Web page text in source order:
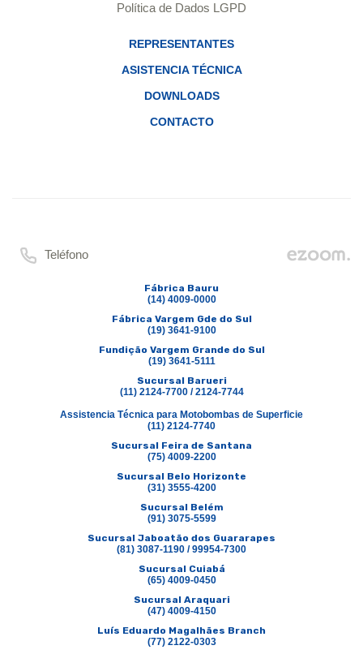
Política de Dados LGPD
REPRESENTANTES
ASISTENCIA TÉCNICA
DOWNLOADS
CONTACTO
Teléfono
Fábrica Bauru
(14) 4009-0000
Fábrica Vargem Gde do Sul
(19) 3641-9100
Fundição Vargem Grande do Sul
(19) 3641-5111
Sucursal Barueri
(11) 2124-7700 / 2124-7744
Assistencia Técnica para Motobombas de Superficie
(11) 2124-7740
Sucursal Feira de Santana
(75) 4009-2200
Sucursal Belo Horizonte
(31) 3555-4200
Sucursal Belém
(91) 3075-5599
Sucursal Jaboatão dos Guararapes
(81) 3087-1190 / 99954-7300
Sucursal Cuiabá
(65) 4009-0450
Sucursal Araquari
(47) 4009-4150
Luís Eduardo Magalhães Branch
(77) 2122-0303